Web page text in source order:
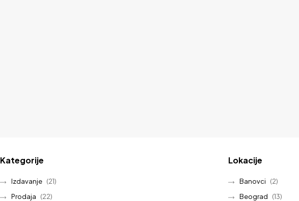
Kategorije
Izdavanje (21)
Prodaja
(22)
Lokacije
Banovci
(2)
Beograd
(13)